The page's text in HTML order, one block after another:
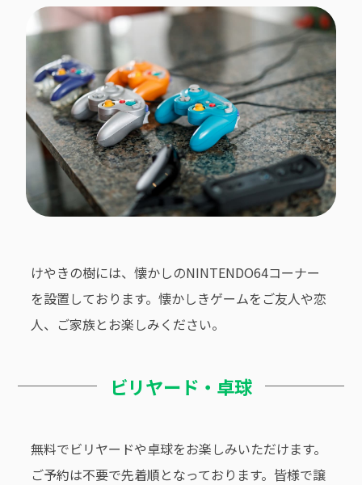
けやきの樹には、懐かしのNINTENDO64コーナー
を設置しております。懐かしきゲームをご友人や恋
人、ご家族とお楽しみください。
ビリヤード・卓球
無料でビリヤードや卓球をお楽しみいただけます。
ご予約は不要で先着順となっております。皆様で譲